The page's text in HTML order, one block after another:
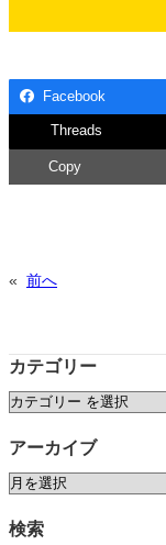
Facebook
Threads
Copy
« 前へ
カテゴリー
カテゴリー
アーカイブ
ア
カ
検索